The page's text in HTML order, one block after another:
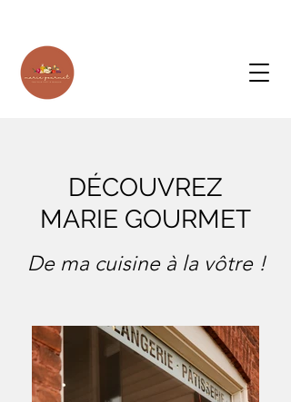
DÉCOUVREZ
MARIE GOURMET
De ma cuisine à la vôtre !